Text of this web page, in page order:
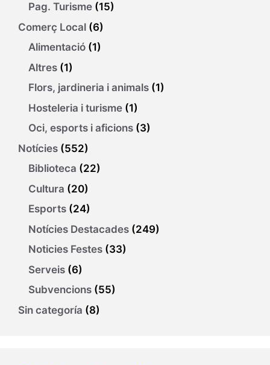
Pag. Turisme (15)
Comerç Local (6)
Alimentació (1)
Altres (1)
Flors, jardineria i animals (1)
Hosteleria i turisme (1)
Oci, esports i aficions (3)
Notícies (552)
Biblioteca (22)
Cultura (20)
Esports (24)
Notícies Destacades (249)
Noticies Festes (33)
Serveis (6)
Subvencions (55)
Sin categoría (8)